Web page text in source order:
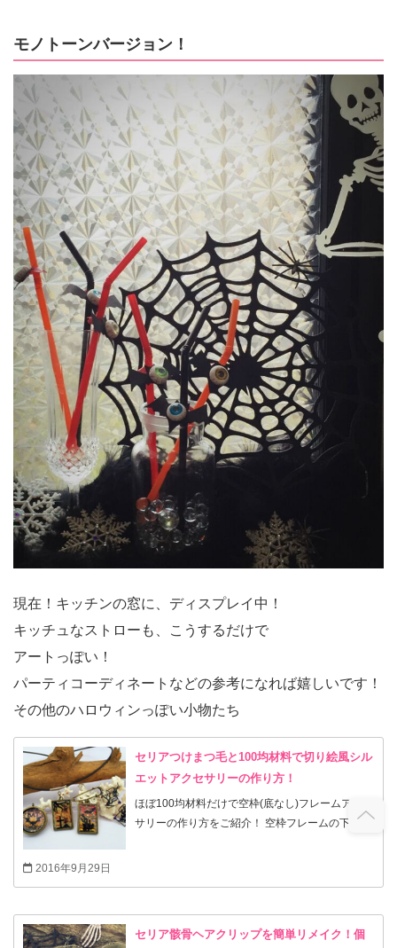
モノトーンバージョン！
現在！キッチンの窓に、ディスプレイ中！
キッチュなストローも、こうするだけで
アートっぽい！
パーティコーディネートなどの参考になれば嬉しいです！
その他のハロウィンっぽい小物たち
セリアつけまつ毛と100均材料で切り絵風シル
エットアクセサリーの作り方！
ほぼ100均材料だけで空枠(底なし)フレームアクセ
サリーの作り方をご紹介！ 空枠フレームの下にマ
2016年9月29日
セリア骸骨ヘアクリップを簡単リメイク！個